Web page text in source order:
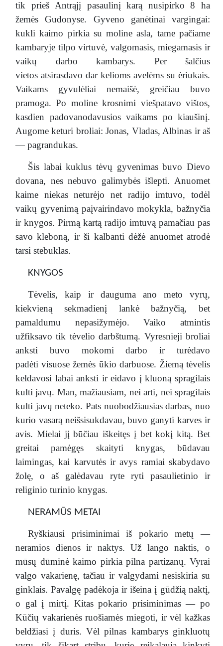
tik prieš Antrąjį pasaulinį karą nusipirko 8 ha
žemės Gudonyse. Gyveno ganėtinai vargingai:
kukli kaimo pirkia su moline asla, tame pačiame
kambaryje tilpo virtuvė, valgomasis, miegamasis ir
vaikų darbo kambarys. Per šalčius
vietos atsirasdavo dar kelioms avelėms su ėriukais.
Vaikams gyvulėliai nemaišė, greičiau buvo
pramoga. Po moline krosnimi viešpatavo vištos,
kasdien padovanodavusios vaikams po kiaušinį.
Augome keturi broliai: Jonas, Vladas, Albinas ir aš
— pagrandukas.
Šis labai kuklus tėvų gyvenimas buvo Dievo
dovana, nes nebuvo galimybės išlepti. Anuomet
kaime niekas neturėjo net radijo imtuvo, todėl
vaikų gyvenimą paįvairindavo mokykla, bažnyčia
ir knygos. Pirmą kartą radijo imtuvą pamačiau pas
savo kleboną, ir ši kalbanti dėžė anuomet atrodė
tarsi stebuklas.
KNYGOS
Tėvelis, kaip ir dauguma ano meto vyrų,
kiekvieną sekmadienį lankė bažnyčią, bet
pamaldumu nepasižymėjo. Vaiko atmintis
užfiksavo tik tėvelio darbštumą. Vyresnieji broliai
anksti buvo mokomi darbo ir turėdavo
padėti visuose žemės ūkio darbuose. Žiemą tėvelis
keldavosi labai anksti ir eidavo į kluoną spragilais
kulti javų. Man, mažiausiam, nei arti, nei spragilais
kulti javų neteko. Pats nuobodžiausias darbas, nuo
kurio vasarą neišsisukdavau, buvo ganyti karves ir
avis. Mielai jį būčiau iškeitęs į bet kokį kitą. Bet
greitai pamėgęs skaityti knygas, būdavau
laimingas, kai karvutės ir avys ramiai skabydavo
žolę, o aš galėdavau ryte ryti pasaulietinio ir
religinio turinio knygas.
NERAMŪS METAI
Ryškiausi prisiminimai iš pokario metų —
neramios dienos ir naktys. Už lango naktis, o
mūsų dūminė kaimo pirkia pilna partizanų. Vyrai
valgo vakarienę, tačiau ir valgydami nesiskiria su
ginklais. Pavalgę padėkoja ir išeina į gūdžią naktį,
o gal į mirtį. Kitas pokario prisiminimas — po
Kūčių vakarienės ruošiamės miegoti, ir vėl kažkas
beldžiasi į duris. Vėl pilnas kambarys ginkluotų